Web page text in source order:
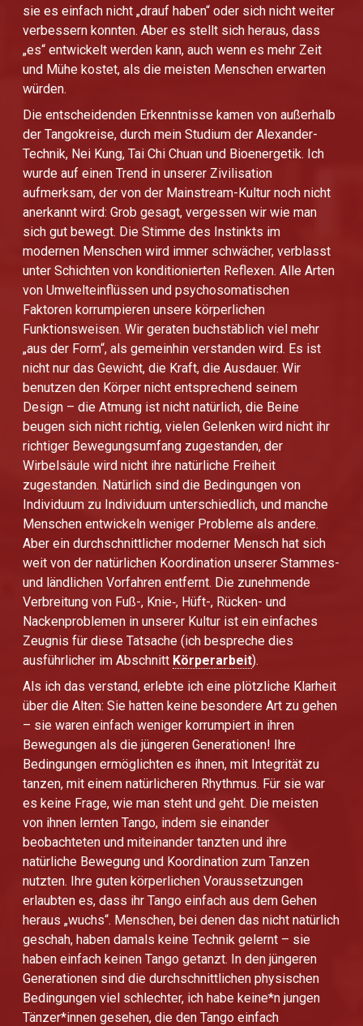
sie es einfach nicht „drauf haben“ oder sich nicht weiter
verbessern konnten. Aber es stellt sich heraus, dass
„es“ entwickelt werden kann, auch wenn es mehr Zeit
und Mühe kostet, als die meisten Menschen erwarten
würden.
Die entscheidenden Erkenntnisse kamen von außerhalb
der Tangokreise, durch mein Studium der Alexander-
Technik, Nei Kung, Tai Chi Chuan und Bioenergetik. Ich
wurde auf einen Trend in unserer Zivilisation
aufmerksam, der von der Mainstream-Kultur noch nicht
anerkannt wird: Grob gesagt, vergessen wir wie man
sich gut bewegt. Die Stimme des Instinkts im
modernen Menschen wird immer schwächer, verblasst
unter Schichten von konditionierten Reflexen. Alle Arten
von Umwelteinflüssen und psychosomatischen
Faktoren korrumpieren unsere körperlichen
Funktionsweisen. Wir geraten buchstäblich viel mehr
„aus der Form“, als gemeinhin verstanden wird. Es ist
nicht nur das Gewicht, die Kraft, die Ausdauer. Wir
benutzen den Körper nicht entsprechend seinem
Design – die Atmung ist nicht natürlich, die Beine
beugen sich nicht richtig, vielen Gelenken wird nicht ihr
richtiger Bewegungsumfang zugestanden, der
Wirbelsäule wird nicht ihre natürliche Freiheit
zugestanden. Natürlich sind die Bedingungen von
Individuum zu Individuum unterschiedlich, und manche
Menschen entwickeln weniger Probleme als andere.
Aber ein durchschnittlicher moderner Mensch hat sich
weit von der natürlichen Koordination unserer Stammes-
und ländlichen Vorfahren entfernt. Die zunehmende
Verbreitung von Fuß-, Knie­‑, Hüft-, Rücken- und
Nackenproblemen in unserer Kultur ist ein einfaches
Zeugnis für diese Tatsache (ich bespreche dies
ausführlicher im Abschnitt Körperarbeit).
Als ich das verstand, erlebte ich eine plötzliche Klarheit
über die Alten: Sie hatten keine besondere Art zu gehen
– sie waren einfach weniger korrumpiert in ihren
Bewegungen als die jüngeren Generationen! Ihre
Bedingungen ermöglichten es ihnen, mit Integrität zu
tanzen, mit einem natürlicheren Rhythmus. Für sie war
es keine Frage, wie man steht und geht. Die meisten
von ihnen lernten Tango, indem sie einander
beobachteten und miteinander tanzten und ihre
natürliche Bewegung und Koordination zum Tanzen
nutzten. Ihre guten körperlichen Voraussetzungen
erlaubten es, dass ihr Tango einfach aus dem Gehen
heraus „wuchs“. Menschen, bei denen das nicht natürlich
geschah, haben damals keine Technik gelernt – sie
haben einfach keinen Tango getanzt. In den jüngeren
Generationen sind die durchschnittlichen physischen
Bedingungen viel schlechter, ich habe keine*n jungen
Tänzer*innen gesehen, die den Tango einfach